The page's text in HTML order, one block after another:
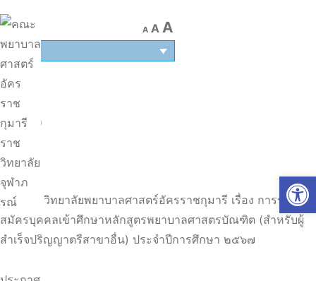
A A A
TH
หน้าแรก
|
ประกาศ
|
ประกาศ วิทยาลัยพยาบาลศาสตร์อัครราชกุมารี เรื่อง การรับ
สมัครบุคคลเข้าศึกษาหลักสูตรพยาบาลศาสตรบัณฑิต (สำหรับผู้
สำเร็จปริญญาตรีสาขาอื่น) ประจำปีการศึกษา ๒๕๖๗